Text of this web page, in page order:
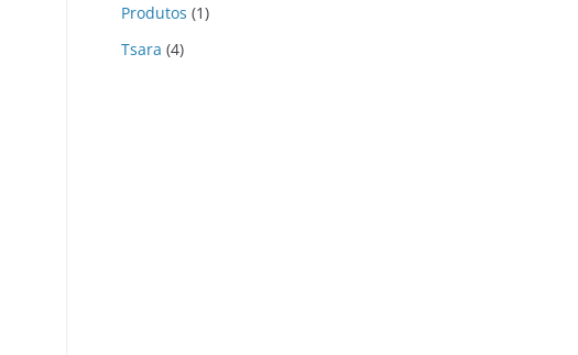
Produtos (1)
Tsara (4)